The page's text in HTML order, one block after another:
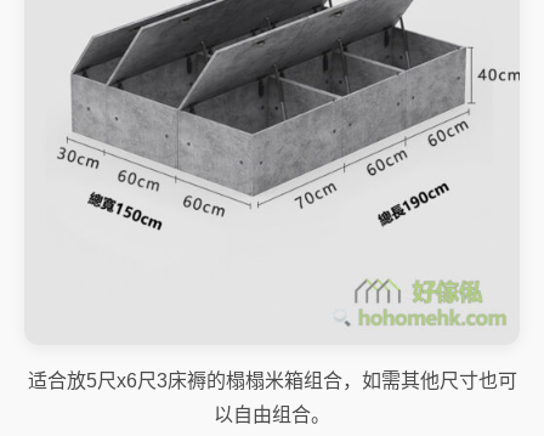
适合放5尺x6尺3床褥的榻榻米箱组合，如需其他尺寸也可
以自由组合。